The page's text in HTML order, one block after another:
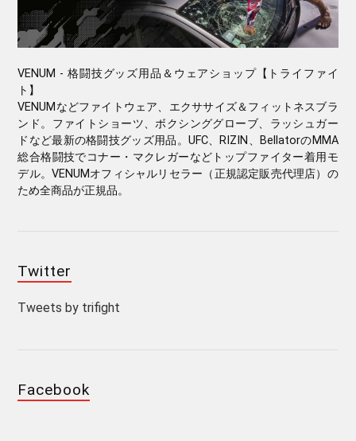
VENUM - 格闘技グッズ用品＆ウェアショップ【トライファイ
ト】
VENUMなどファイトウェア、エクササイズ＆フィットネスブラ
ンド。ファイトショーツ、ボクシンググローブ、ラッシュガー
ドなど最新の格闘技グッズ用品。UFC、RIZIN、BellatorのMMA
総合格闘技でコナー・マクレガーなどトップファイター着用モ
デル。VENUMオフィシャルリセラー（正規認定販売代理店）の
ため全商品が正規品。
Twitter
Tweets by trifight
Facebook